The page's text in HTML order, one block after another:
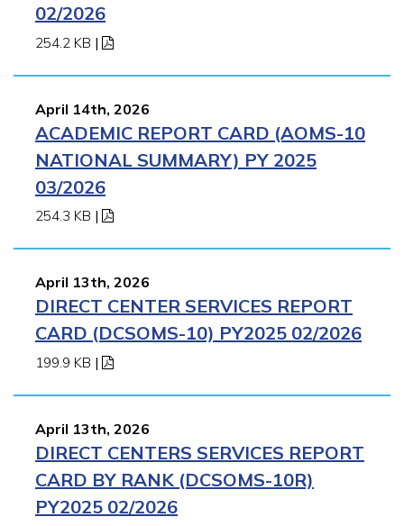
02/2026
254.2 KB |
April 14th, 2026
ACADEMIC REPORT CARD (AOMS-10
NATIONAL SUMMARY) PY 2025
03/2026
254.3 KB |
April 13th, 2026
DIRECT CENTER SERVICES REPORT
CARD (DCSOMS-10) PY2025 02/2026
199.9 KB |
April 13th, 2026
DIRECT CENTERS SERVICES REPORT
CARD BY RANK (DCSOMS-10R)
PY2025 02/2026